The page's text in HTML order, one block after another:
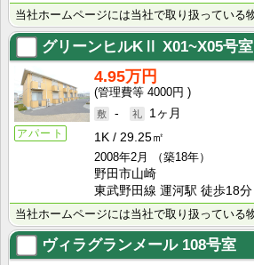
グリーンヒルKⅡ X01~X05号室
アパート
4.95万円
4000円
-
1ヶ月
1K
29.25㎡
2008年2月
（築18年）
野田市山崎
東武野田線 運河駅 徒歩18分
ヴィラグランメール108号室